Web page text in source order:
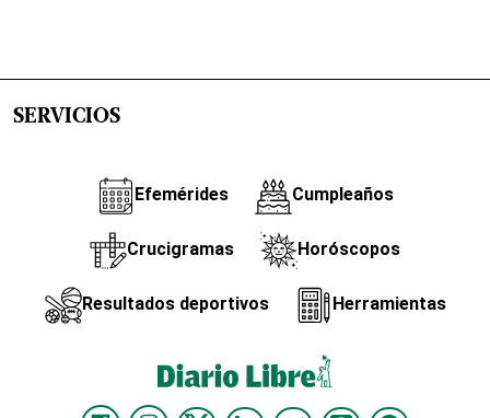
SERVICIOS
Efemérides Cumpleaños
Crucigramas Horóscopos
Resultados deportivos Herramientas